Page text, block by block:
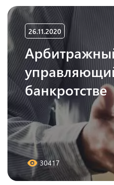
26.11.2020
банкротстве
30417